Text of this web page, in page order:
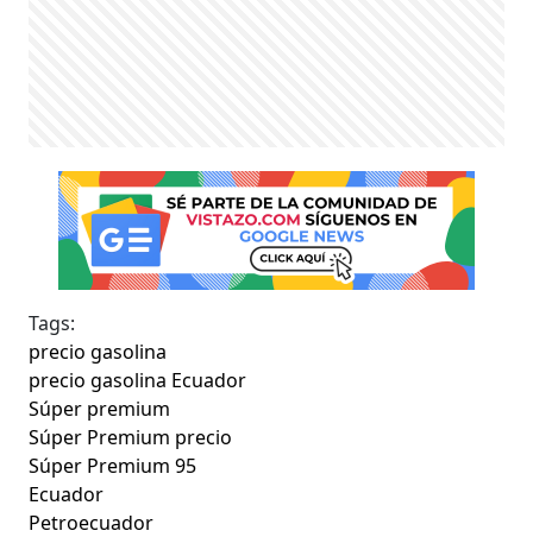
Tags:
precio gasolina
precio gasolina Ecuador
Súper premium
Súper Premium precio
Súper Premium 95
Ecuador
Petroecuador